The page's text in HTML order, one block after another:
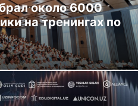
около 6000
на тренингах по